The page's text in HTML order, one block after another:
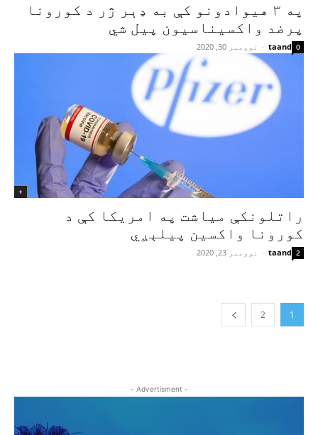
په ۳ هیوادونو کې به ډېر ژر د کورونا
پرضد واکسیناسیون پیل شي
taand
- نوومبر 30, 2020 0
+
راتلونکې میاشت په امریکا کې د
کورونا واکسین پیلېږي
taand
- نوومبر 23, 2020 2
1
2
- Advertisment -